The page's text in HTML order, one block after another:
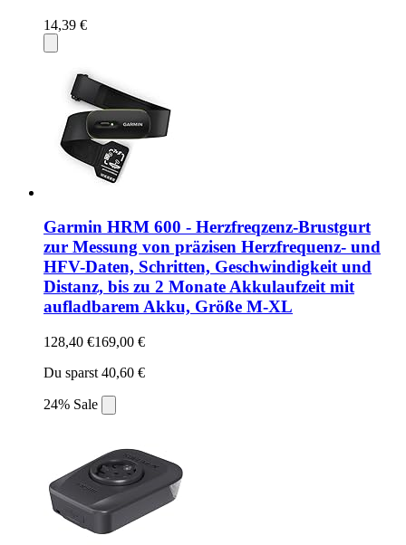
14,39 €
Garmin HRM 600 - Herzfreqzenz-Brustgurt
zur Messung von präzisen Herzfrequenz- und
HFV-Daten, Schritten, Geschwindigkeit und
Distanz, bis zu 2 Monate Akkulaufzeit mit
aufladbarem Akku, Größe M-XL
128,40 €169,00 €
Du sparst 40,60 €
24% Sale